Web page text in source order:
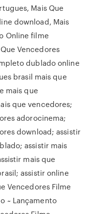
Mais Que
download, Mais
Online filme
Vencedores
dublado online
brasil mais que
mais que
que vencedores;
adorocinema;
download; assistir
assistir mais
mais que
assistir online
Vencedores Filme
~ Lançamento